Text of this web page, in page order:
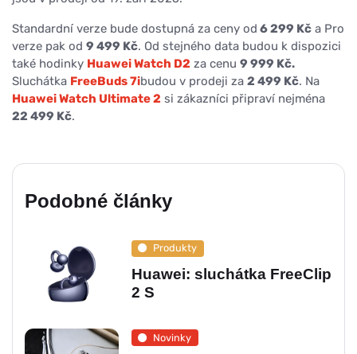
Standardní verze bude dostupná za ceny od 6 299 Kč a Pro
verze pak od 9 499 Kč. Od stejného data budou k dispozici
také hodinky Huawei Watch D2 za cenu 9 999 Kč.
Sluchátka FreeBuds 7ibudou v prodeji za 2 499 Kč. Na
Huawei Watch Ultimate 2 si zákazníci připraví nejména
22 499 Kč.
Podobné články
Produkty
Huawei: sluchátka FreeClip
2 S
Novinky